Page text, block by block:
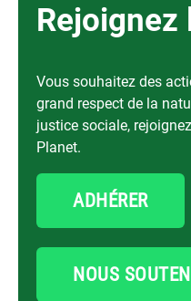
Rejoignez
Vous souhaitez des
grand respect de la
justice sociale,
Planet.
ADHÉRER
NOUS